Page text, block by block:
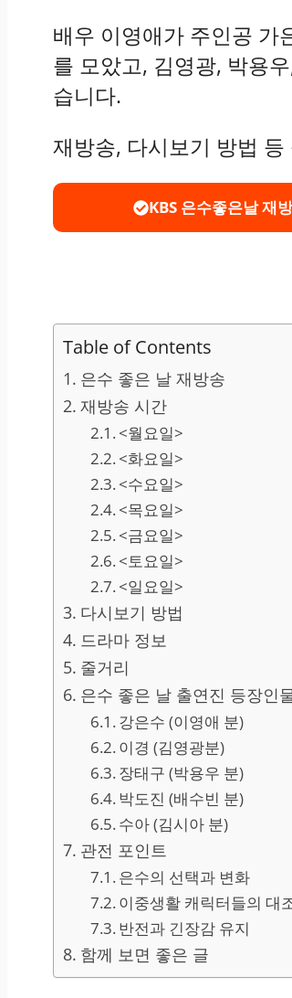
배우 이영애가 주인공 가
를 모았고, 김영광, 박용
습니다.
재방송, 다시보기 방법
KBS 은수좋은날 재
Table of Contents
은수 좋은 날 재방송
재방송 시간
<월요일>
<화요일>
<수요일>
<목요일>
<금요일>
<토요일>
<일요일>
다시보기 방법
드라마 정보
줄거리
은수 좋은 날 출연진 등장인
강은수 (이영애 분)
이경 (김영광분)
장태구 (박용우 분)
박도진 (배수빈 분)
수아 (김시아 분)
관전 포인트
은수의 선택과 변화
이중생활 캐릭터들의 대
반전과 긴장감 유지
함께 보면 좋은 글